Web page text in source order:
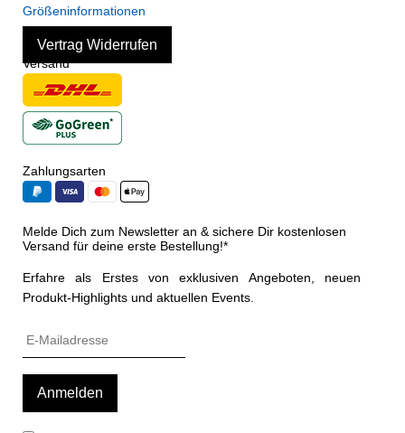
Größeninformationen
Vertrag Widerrufen
Versand
Zahlungsarten
Melde Dich zum Newsletter an & sichere Dir kostenlosen
Versand für deine erste Bestellung!*
Erfahre als Erstes von exklusiven Angeboten, neuen
Produkt-Highlights und aktuellen Events.